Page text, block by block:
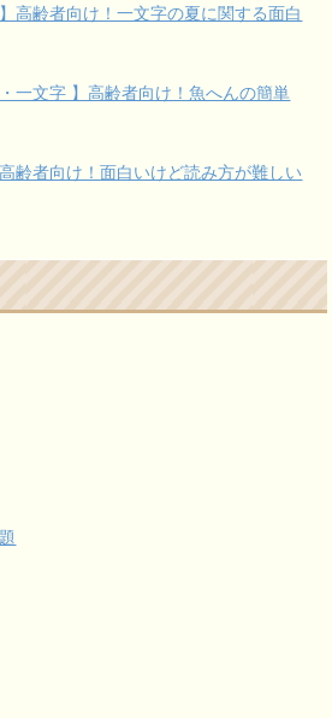
高齢者向け！一文字の夏に関する面白
一文字 】高齢者向け！魚へんの簡単
齢者向け！面白いけど読み方が難しい